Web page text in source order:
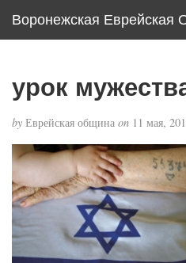
Воронежская Еврейская
урок
by Еврейская община on 11 мая,